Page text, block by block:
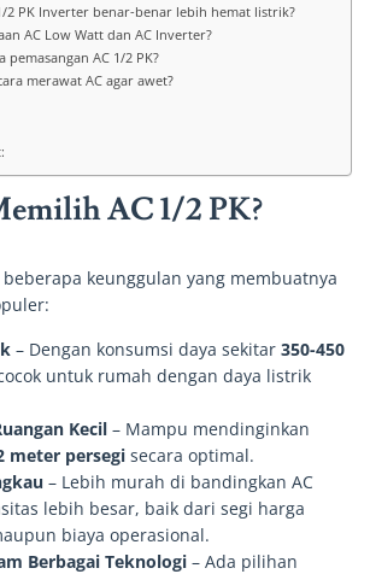
2 PK Inverter benar-benar lebih hemat listrik?
AC Low Watt dan AC Inverter?
pemasangan AC 1/2 PK?
merawat AC agar awet?
AC 1/2 PK?
beberapa keunggulan yang membuatnya
– Dengan konsumsi daya sekitar 350-450
untuk rumah dengan daya listrik
Kecil – Mampu mendinginkan
meter persegi secara optimal.
– Lebih murah di bandingkan AC
lebih besar, baik dari segi harga
biaya operasional.
Berbagai Teknologi – Ada pilihan